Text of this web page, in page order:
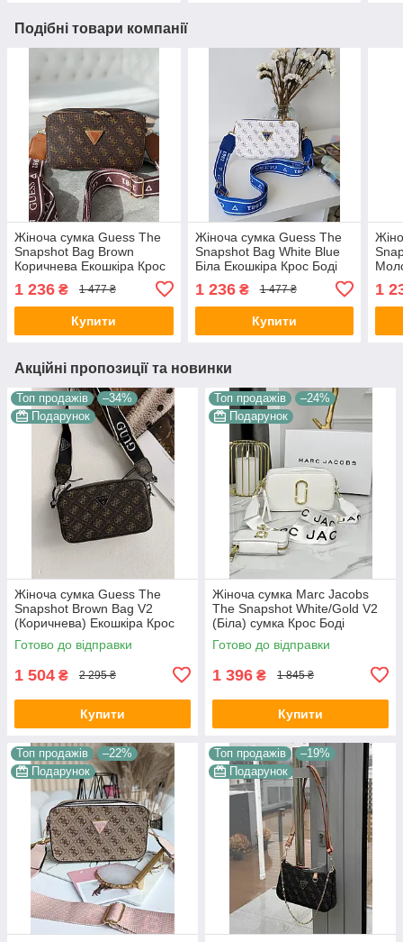
Подібні товари компанії
Жіноча сумка Guess The
Snapshot Bag Brown
Коричнева Екошкіра Крос
широкий ремінь Гесс
1 236 ₴ 1 477 ₴
Купити
Жіноча сумка Guess The
Snapshot Bag White Blue
Біла Екошкіра Крос Боді
на 2 відділення широкий
ремінь Гесс
1 236₴ 1 477 ₴
Купити
1
Акційні пропозиції та новинки
Топ продажів
–34%
Подарунок
Жіноча сумка Guess The
Snapshot Brown Bag V2
(Коричнева) Екошкіра Крос
Боді на 2 відділення широкий
ремінь Гесс
Готово до відправки
1 504 ₴ 2 295 ₴
Купити
Топ продажів
–24%
Подарунок
Жіноча сумка Marc Jacobs
The Snapshot White/Gold V2
(Біла) сумка Крос Боді
екошкіра на 2 відділення MJ
Готово до відправки
1 396 ₴ 1 845 ₴
Купити
Топ продажів
–22%
Подарунок
Топ продажів
–19%
Подарунок